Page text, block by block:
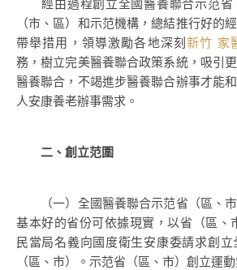
經由過程創立全國醫養聯合示范省
（市、區）和示范機構，總結推行好的
帶舉措用，領導激勵各地深刻新竹 家
務，樹立完美醫養聯合政策系統，吸引
醫養聯合，不竭進步醫養聯合辦事才能
人安康養老辦事需求。
二、創立范圍
（一）全國醫養聯合示范省（區、市
基本好的省份可依據現實，以省（區、
民當局名義向國度衛生安康委請求創
（區、市）。示范省（區、市）創立運